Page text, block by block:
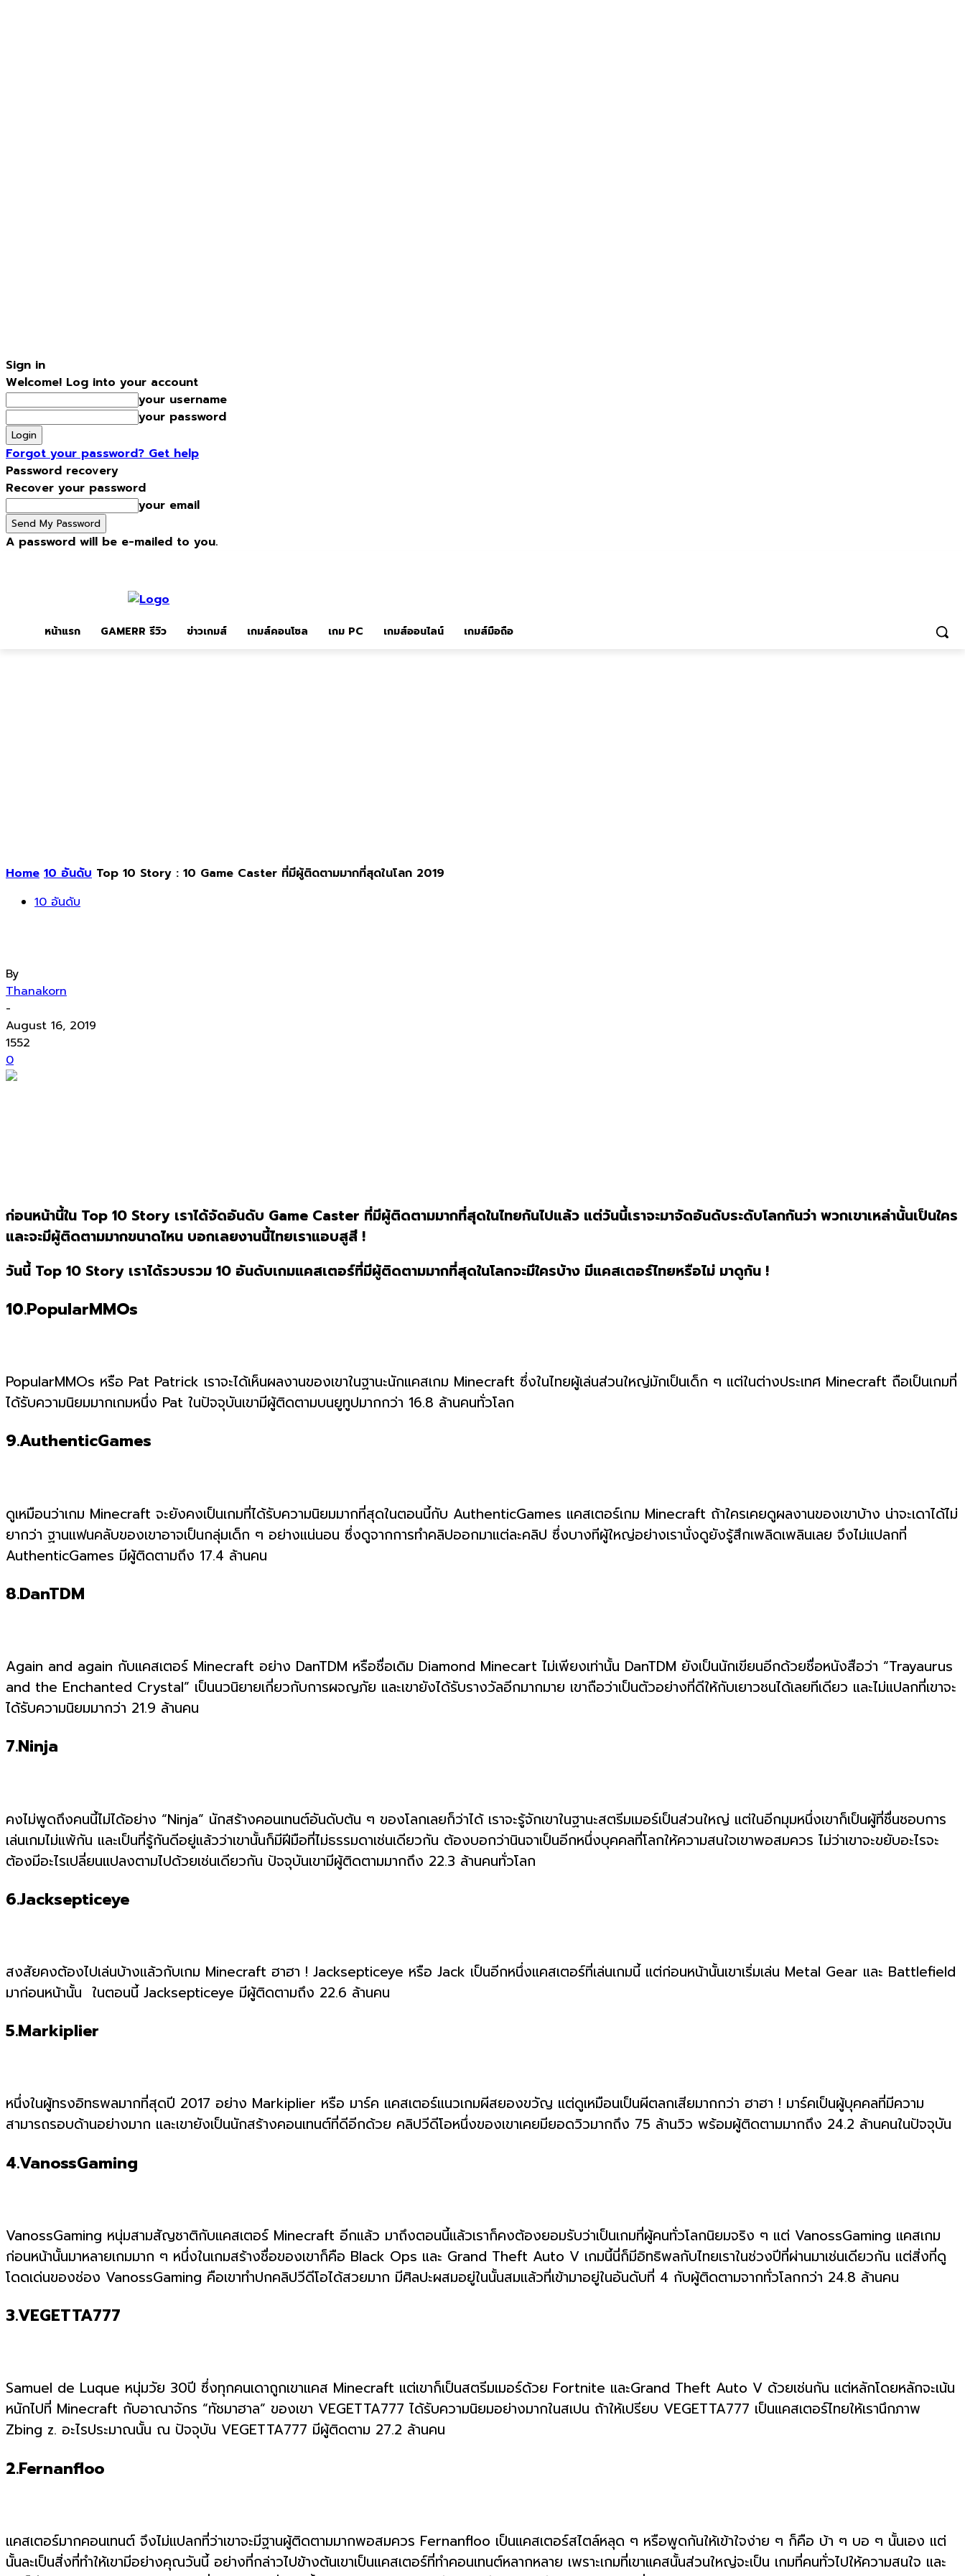
Sign in
Welcome! Log into your account
your username
your password
Forgot your password? Get help
Password recovery
Recover your password
your email
A password will be e-mailed to you.
หน้าแรก GAMERR รีวิว ข่าวเกมส์ เกมส์คอนโซล เกม PC เกมส์ออนไลน์ เกมส์มือถือ
Home 10 อันดับ Top 10 Story : 10 Game Caster ที่มีผู้ติดตามมากที่สุดในโลก 2019
10 อันดับ
By
Thanakorn
-
August 16, 2019
1552
0
ก่อนหน้านี้ใน Top 10 Story เราได้จัดอันดับ Game Caster ที่มีผู้ติดตามมากที่สุดในไทยกันไปแล้ว แต่วันนี้เราจะมาจัดอันดับระดับโลกกันว่า พวกเขาเหล่านั้นเป็นใคร
และจะมีผู้ติดตามมากขนาดไหน บอกเลยงานนี้ไทยเราแอบสูสี !
วันนี้ Top 10 Story เราได้รวบรวม 10 อันดับเกมแคสเตอร์ที่มีผู้ติดตามมากที่สุดในโลกจะมีใครบ้าง มีแคสเตอร์ไทยหรือไม่ มาดูกัน !
10.PopularMMOs
PopularMMOs หรือ Pat Patrick เราจะได้เห็นผลงานของเขาในฐานะนักแคสเกม Minecraft ซึ่งในไทยผู้เล่นส่วนใหญ่มักเป็นเด็ก ๆ แต่ในต่างประเทศ Minecraft ถือเป็นเกมที่
ได้รับความนิยมมากเกมหนึ่ง Pat ในปัจจุบันเขามีผู้ติดตามบนยูทูปมากกว่า 16.8 ล้านคนทั่วโลก
9.AuthenticGames
ดูเหมือนว่าเกม Minecraft จะยังคงเป็นเกมที่ได้รับความนิยมมากที่สุดในตอนนี้กับ AuthenticGames แคสเตอร์เกม Minecraft ถ้าใครเคยดูผลงานของเขาบ้าง น่าจะเดาได้ไม่
ยากว่า ฐานแฟนคลับของเขาอาจเป็นกลุ่มเด็ก ๆ อย่างแน่นอน ซึ่งดูจากการทำคลิปออกมาแต่ละคลิป ซึ่งบางทีผู้ใหญ่อย่างเรานั่งดูยังรู้สึกเพลิดเพลินเลย จึงไม่แปลกที่
AuthenticGames มีผู้ติดตามถึง 17.4 ล้านคน
8.DanTDM
Again and again กับแคสเตอร์ Minecraft อย่าง DanTDM หรือชื่อเดิม Diamond Minecart ไม่เพียงเท่านั้น DanTDM ยังเป็นนักเขียนอีกด้วยชื่อหนังสือว่า “Trayaurus
and the Enchanted Crystal” เป็นนวนิยายเกี่ยวกับการผจญภัย และเขายังได้รับรางวัลอีกมากมาย เขาถือว่าเป็นตัวอย่างที่ดีให้กับเยาวชนได้เลยทีเดียว และไม่แปลกที่เขาจะ
ได้รับความนิยมมากว่า 21.9 ล้านคน
7.Ninja
คงไม่พูดถึงคนนี้ไม่ได้อย่าง “Ninja” นักสร้างคอนเทนต์อันดับต้น ๆ ของโลกเลยก็ว่าได้ เราจะรู้จักเขาในฐานะสตรีมเมอร์เป็นส่วนใหญ่ แต่ในอีกมุมหนึ่งเขาก็เป็นผู้ที่ชื่นชอบการ
เล่นเกมไม่แพ้กัน และเป็นที่รู้กันดีอยู่แล้วว่าเขานั้นก็มีฝีมือที่ไม่ธรรมดาเช่นเดียวกัน ต้องบอกว่านินจาเป็นอีกหนึ่งบุคคลที่โลกให้ความสนใจเขาพอสมควร ไม่ว่าเขาจะขยับอะไรจะ
ต้องมีอะไรเปลี่ยนแปลงตามไปด้วยเช่นเดียวกัน ปัจจุบันเขามีผู้ติดตามมากถึง 22.3 ล้านคนทั่วโลก
6.Jacksepticeye
สงสัยคงต้องไปเล่นบ้างแล้วกับเกม Minecraft ฮาฮา ! Jacksepticeye หรือ Jack เป็นอีกหนึ่งแคสเตอร์ที่เล่นเกมนี้ แต่ก่อนหน้านั้นเขาเริ่มเล่น Metal Gear และ Battlefield
มาก่อนหน้านั้น ในตอนนี้ Jacksepticeye มีผู้ติดตามถึง 22.6 ล้านคน
5.Markiplier
หนึ่งในผู้ทรงอิทธพลมากที่สุดปี 2017 อย่าง Markiplier หรือ มาร์ค แคสเตอร์แนวเกมผีสยองขวัญ แต่ดูเหมือนเป็นผีตลกเสียมากกว่า ฮาฮา ! มาร์คเป็นผู้บุคคลที่มีความ
สามารถรอบด้านอย่างมาก และเขายังเป็นนักสร้างคอนเทนต์ที่ดีอีกด้วย คลิปวีดีโอหนึ่งของเขาเคยมียอดวิวมากถึง 75 ล้านวิว พร้อมผู้ติดตามมากถึง 24.2 ล้านคนในปัจจุบัน
4.VanossGaming
VanossGaming หนุ่มสามสัญชาติกับแคสเตอร์ Minecraft อีกแล้ว มาถึงตอนนี้แล้วเราก็คงต้องยอมรับว่าเป็นเกมที่ผู้คนทั่วโลกนิยมจริง ๆ แต่ VanossGaming แคสเกม
ก่อนหน้านั้นมาหลายเกมมาก ๆ หนึ่งในเกมสร้างชื่อของเขาก็คือ Black Ops และ Grand Theft Auto V เกมนี้นี่ก็มีอิทธิพลกับไทยเราในช่วงปีที่ผ่านมาเช่นเดียวกัน แต่สิ่งที่ดู
โดดเด่นของช่อง VanossGaming คือเขาทำปกคลิปวีดีโอได้สวยมาก มีศิลปะผสมอยู่ในนั้นสมแล้วที่เข้ามาอยู่ในอันดับที่ 4 กับผู้ติดตามจากทั่วโลกกว่า 24.8 ล้านคน
3.VEGETTA777
Samuel de Luque หนุ่มวัย 30ปี ซึ่งทุกคนเดาถูกเขาแคส Minecraft แต่เขาก็เป็นสตรีมเมอร์ด้วย Fortnite และGrand Theft Auto V ด้วยเช่นกัน แต่หลักโดยหลักจะเน้น
หนักไปที่ Minecraft กับอาณาจักร “ทัชมาฮาล” ของเขา VEGETTA777 ได้รับความนิยมอย่างมากในสเปน ถ้าให้เปรียบ VEGETTA777 เป็นแคสเตอร์ไทยให้เรานึกภาพ
Zbing z. อะไรประมาณนั้น ณ ปัจจุบัน VEGETTA777 มีผู้ติดตาม 27.2 ล้านคน
2.Fernanfloo
แคสเตอร์มากคอนเทนต์ จึงไม่แปลกที่ว่าเขาจะมีฐานผู้ติดตามมากพอสมควร Fernanfloo เป็นแคสเตอร์สไตล์หลุด ๆ หรือพูดกันให้เข้าใจง่าย ๆ ก็คือ บ้า ๆ บอ ๆ นั้นเอง แต่
นั้นละเป็นสิ่งที่ทำให้เขามีอย่างคุณวันนี้ อย่างที่กล่าวไปข้างต้นเขาเป็นแคสเตอร์ที่ทำคอนเทนต์หลากหลาย เพราะเกมที่เขาแคสนั้นส่วนใหญ่จะเป็น เกมที่คนทั่วไปให้ความสนใจ และ